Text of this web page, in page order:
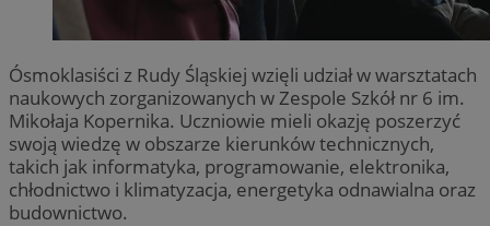
Ósmoklasiści z Rudy Śląskiej wzięli udział w warsztatach
naukowych zorganizowanych w Zespole Szkół nr 6 im.
Mikołaja Kopernika. Uczniowie mieli okazję poszerzyć
swoją wiedzę w obszarze kierunków technicznych,
takich jak informatyka, programowanie, elektronika,
chłodnictwo i klimatyzacja, energetyka odnawialna oraz
budownictwo.